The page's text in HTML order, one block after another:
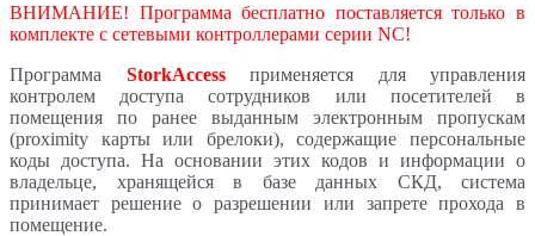
ВНИМАНИЕ! Программа бесплатно поставляется только в
комплекте с сетевыми контроллерами серии NC!
Программа StorkAccess применяется для управления
контролем доступа сотрудников или посетителей в
помещения по ранее выданным электронным пропускам
(proximity карты или брелоки), содержащие персональные
коды доступа. На основании этих кодов и информации о
владельце, хранящейся в базе данных СКД, система
принимает решение о разрешении или запрете прохода в
помещение.